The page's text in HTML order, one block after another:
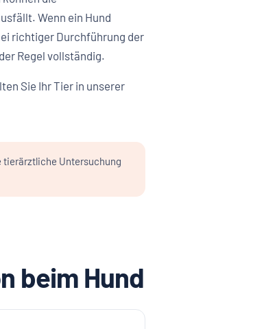
Wenn ein Hund
richtiger Durchführung der
Regel vollständig.
Sie Ihr Tier in unserer
tierärztliche Untersuchung
beim Hund